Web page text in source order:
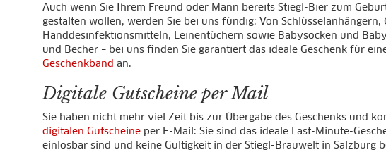
Auch wenn Sie Ihrem Freund oder Mann bereits Stiegl-Bier zum
gestalten wollen, werden Sie bei uns fündig: Von
Handdesinfektionsmitteln, Leinentüchern sowie Babysocken und
und Becher – bei uns finden Sie garantiert das ideale Geschenk für
Geschenkband an.
Digitale Gutscheine per Mail
Sie haben nicht mehr viel Zeit bis zur Übergabe des Geschenks und
digitalen Gutscheine per E-Mail: Sie sind das ideale Last-Minute-
einlösbar sind und keine Gültigkeit in der Stiegl-Brauwelt in Salzburg